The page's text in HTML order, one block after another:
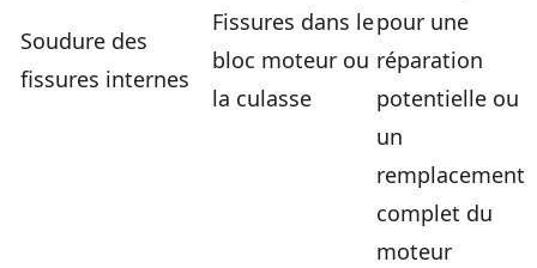
Soudure des
fissures internes
Fissures dans le
bloc moteur ou
la culasse
pour une
réparation
potentielle ou
un
remplacement
complet du
moteur